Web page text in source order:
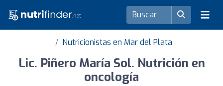
Nutricionistas en Mar del Plata
Lic. Piñero María Sol. Nutrición en
oncología